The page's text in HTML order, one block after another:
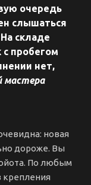
очередь
слышаться
складе
с пробегом
нет,
мастера
новая
дороже. Вы
По любым
крепления